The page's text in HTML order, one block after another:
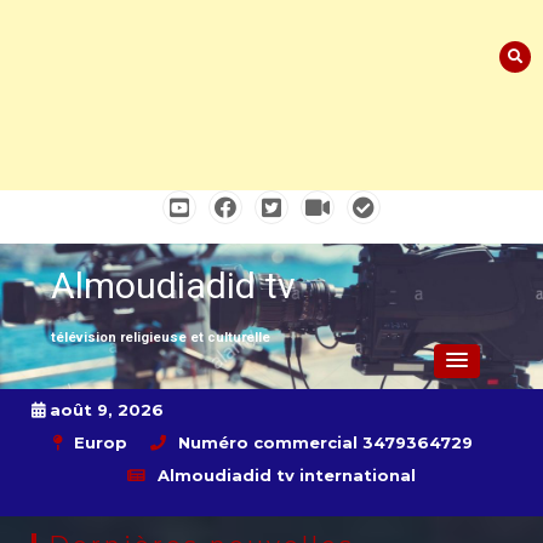
content
Almoudiadid tv
télévision religieuse et culturelle
août 9, 2026
Europ
Numéro commercial 3479364729
Almoudiadid tv international